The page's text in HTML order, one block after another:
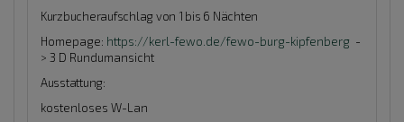
Kurzbucheraufschlag von 1 bis 6 Nächten
Homepage: https://kerl-fewo.de/fewo-burg-kipfenberg -
> 3 D Rundumansicht
Ausstattung:
kostenloses W-Lan